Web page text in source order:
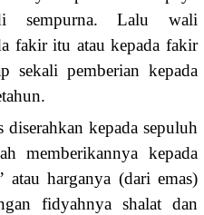
sempurna. Lalu wali
fakir itu atau kepada fakir
sekali pemberian kepada
kepada sepuluh
memberikannya kepada
atau harganya (dari emas)
fidyahnya shalat dan